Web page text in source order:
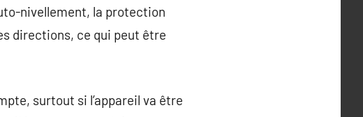
nivellement, la protection
directions, ce qui peut être
surtout si l’appareil va être